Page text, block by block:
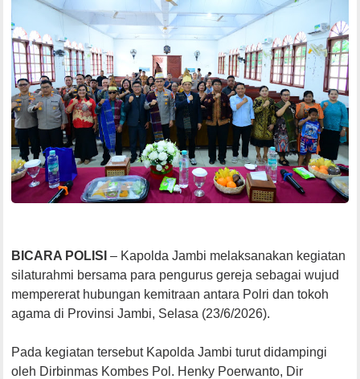
BICARA POLISI – Kapolda Jambi melaksanakan kegiatan
silaturahmi bersama para pengurus gereja sebagai wujud
mempererat hubungan kemitraan antara Polri dan tokoh
agama di Provinsi Jambi, Selasa (23/6/2026).
Pada kegiatan tersebut Kapolda Jambi turut didampingi
oleh Dirbinmas Kombes Pol. Henky Poerwanto, Dir